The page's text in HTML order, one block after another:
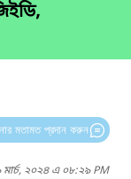
মতামত প্রদান করুন
মার্চ, ২০২৪ এ ০৮:২৯ PM